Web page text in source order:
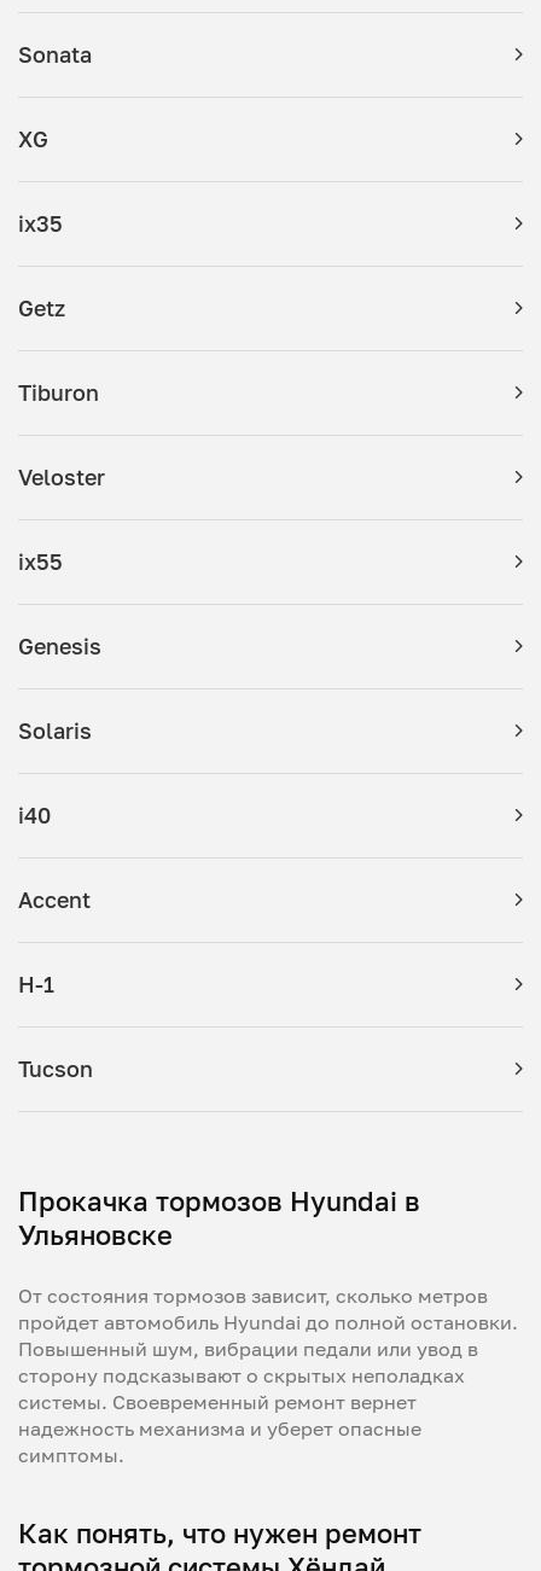
Sonata
XG
ix35
Getz
Tiburon
Veloster
ix55
Genesis
Solaris
i40
Accent
H-1
Tucson
Прокачка тормозов Hyundai в
Ульяновске
От состояния тормозов зависит, сколько метров
пройдет автомобиль Hyundai до полной остановки.
Повышенный шум, вибрации педали или увод в
сторону подсказывают о скрытых неполадках
системы. Своевременный ремонт вернет
надежность механизма и уберет опасные
симптомы.
Как понять, что нужен ремонт